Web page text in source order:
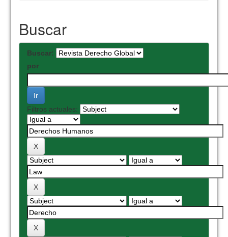
Buscar
Buscar:
por
Filtros actuales: